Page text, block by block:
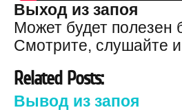
Выход из запоя
Может будет полезен
Смотрите, слушайте
Related Posts:
Вывод из запоя